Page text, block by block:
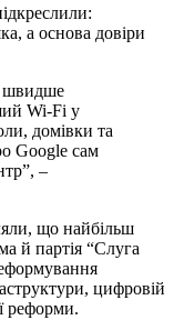
а основа довіри
швидше
Wi-Fi у
домівки та
Google сам
–
що найбільш
й партія “Слуга
цифровій
реформи.